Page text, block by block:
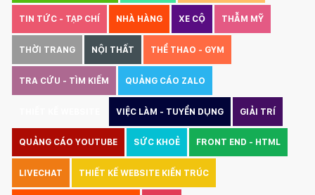
TIN TỨC - TẠP CHÍ NHÀ HÀNG XE CỘ THẪM MỸ
THỜI TRANG NỘI THẤT THỂ THAO - GYM
TRA CỨU - TÌM KIẾM QUẢNG CÁO ZALO
VIỆC LÀM - TUYỂN DỤNG GIẢI TRÍ
QUẢNG CÁO YOUTUBE SỨC KHOẺ FRONT END - HTML
LIVECHAT THIẾT KẾ WEBSITE KIẾN TRÚC